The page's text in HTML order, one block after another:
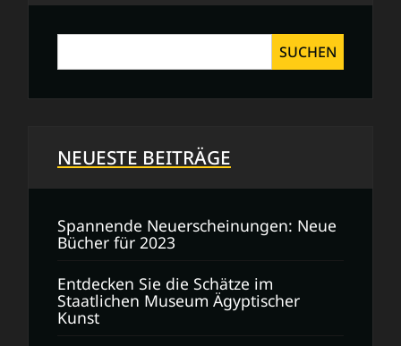
Strategien
für
SUCHEN
NEUESTE BEITRÄGE
Spannende Neuerscheinungen: Neue
Bücher für 2023
Entdecken Sie die Schätze im
Staatlichen Museum Ägyptischer
Kunst